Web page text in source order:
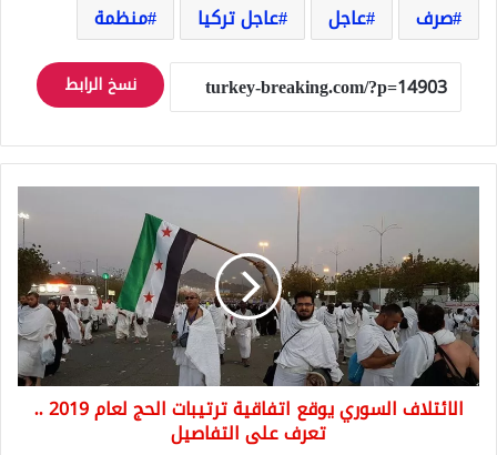
صرف
عاجل عاجل تركيا منظمة
نسخ الرابط
اتفاقية
ترتيبات
الحج
لعام
2019
..
تعرف
الائتلاف السوري يوقع اتفاقية ترتيبات الحج لعام 2019 ..
تعرف على التفاصيل